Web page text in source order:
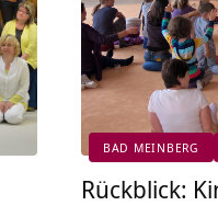
BAD MEINBERG
Rückblick: